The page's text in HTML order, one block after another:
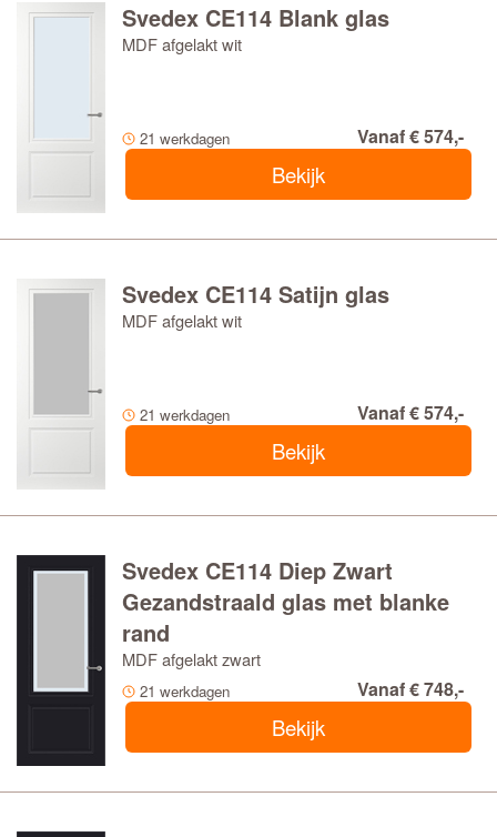
Svedex CE114 Blank glas
MDF afgelakt wit
21 werkdagen Vanaf € 574,-
Bekijk
Svedex CE114 Satijn glas
MDF afgelakt wit
21 werkdagen Vanaf € 574,-
Bekijk
Svedex CE114 Diep Zwart
Gezandstraald glas met blanke
rand
MDF afgelakt zwart
21 werkdagen Vanaf € 748,-
Bekijk